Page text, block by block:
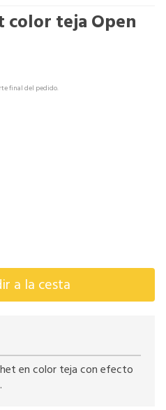
color teja Open
final del pedido.
a la cesta
en color teja con efecto